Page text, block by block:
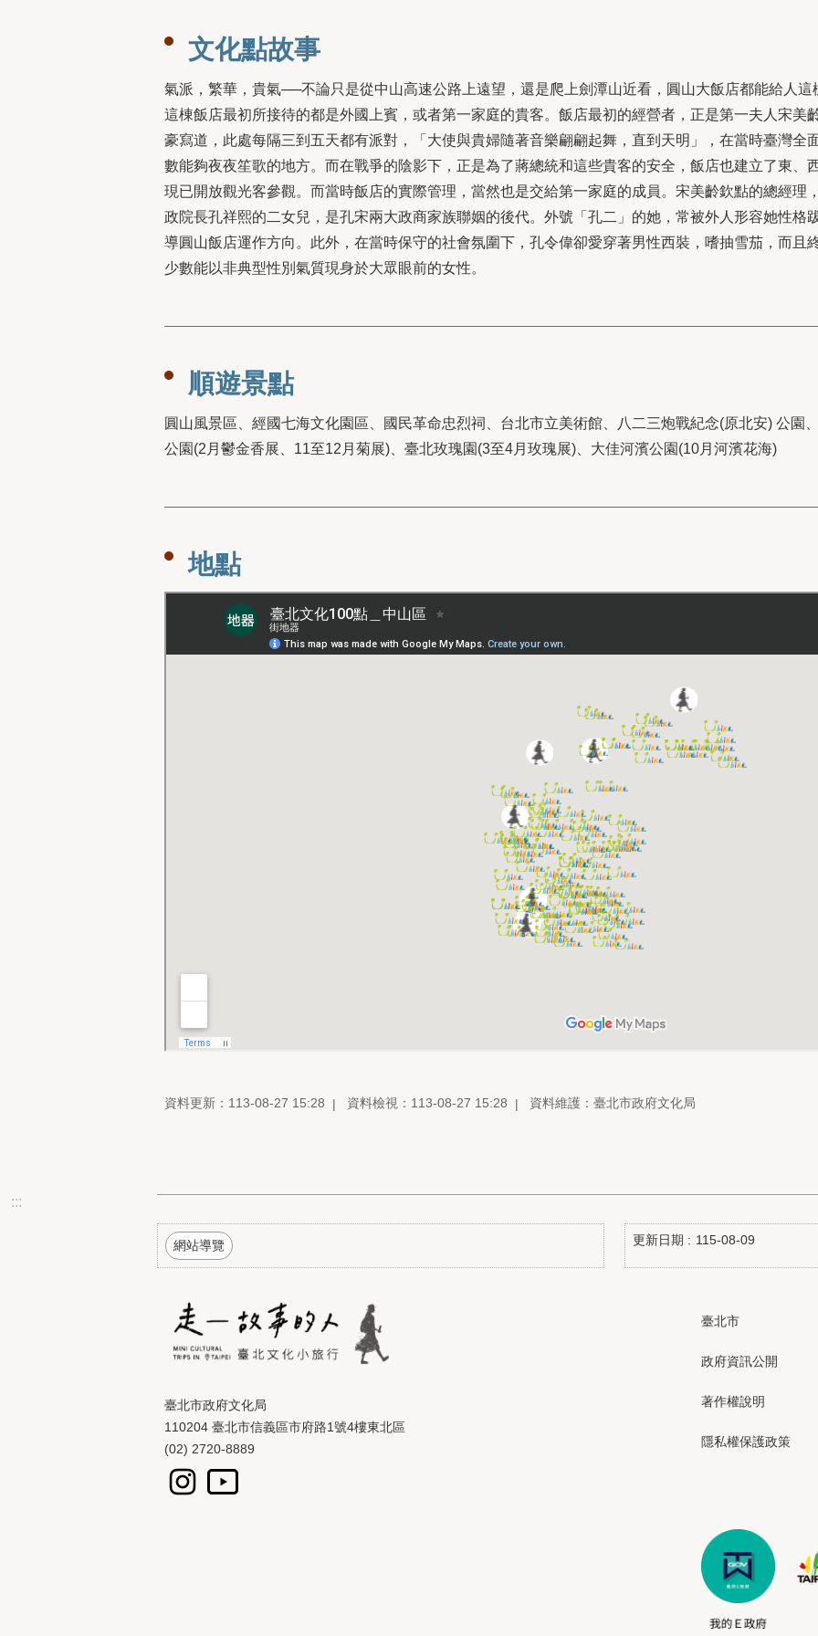
文化點故事
氣派，繁華，貴氣──不論只是從中⼭⾼速公路上遠望，還是爬上劍潭⼭近看，圓⼭⼤飯店都能給⼈
這棟飯店最初所接待的都是外國上賓，或者第⼀家庭的貴客。飯店最初的經營者，正是第⼀夫⼈宋美
豪寫道，此處每隔三到五天都有派對，「⼤使與貴婦隨著⾳樂翩翩起舞，直到天明」，在當時臺灣全
數能夠夜夜笙歌的地⽅。⽽在戰爭的陰影下，正是為了蔣總統和這些貴客的安全，飯店也建立了東、
現已開放觀光客參觀。而當時飯店的實際管理，當然也是交給第⼀家庭的成員。宋美齡欽點的總經理
政院長孔祥熙的二女兒，是孔宋兩⼤政商家族聯姻的後代。外號「孔⼆」的她，常被外⼈形容她性格
導圓⼭飯店運作⽅向。此外，在當時保守的社會氛圍下，孔令偉卻愛穿著男性⻄裝，嗜抽雪茄，⽽且
少數能以非典型性別氣質現⾝於⼤眾眼前的女性。
順遊景點
圓山風景區、經國七海文化園區、國民革命忠烈祠、台北市立美術館、八二三炮戰紀念(原北安) 公園
公園(2月鬱金香展、11至12月菊展)、臺北玫瑰園(3至4月玫瑰展)、大佳河濱公園(10月河濱花海)
地點
資料更新：113-08-27 15:28 資料檢視：113-08-27 15:28 資料維護：臺北市政府文化局
:::
網站導覽 更新日期 115-08-09
臺北市政府文化局
110204 臺北市信義區市府路1號4樓東北區
(02) 2720-8889
臺北市
政府資訊公開
著作權說明
隱私權保護政策